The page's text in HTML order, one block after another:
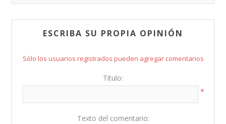
ESCRIBA SU PROPIA OPINIÓN
Sólo los usuarios registrados pueden agregar comentarios
Título:
*
Texto del comentario: